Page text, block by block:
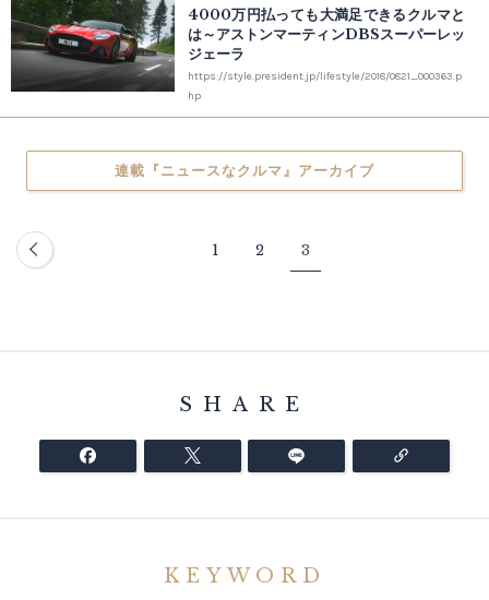
4000万円払っても大満足できるクルマと
は～アストンマーティンDBSスーパーレッ
ジェーラ
https://style.president.jp/lifestyle/2018/0821_000363.p
hp
連載『ニュースなクルマ』アーカイブ
1 2 3
SHARE
KEYWORD